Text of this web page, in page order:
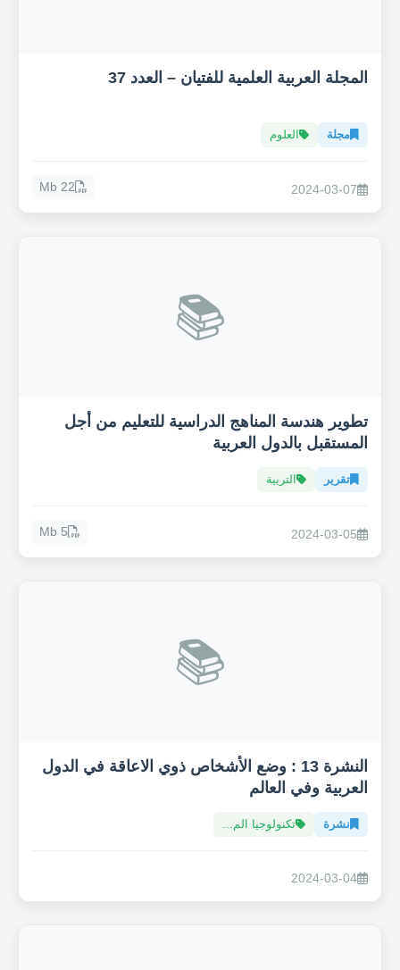
المجلة العربية العلمية للفتيان – العدد 37
مجلة العلوم
2024-03-07
22 Mb
📚
تطوير هندسة المناهج الدراسية للتعليم من أجل
المستقبل بالدول العربية
تقرير التربية
2024-03-05
5 Mb
📚
النشرة 13 : وضع الأشخاص ذوي الاعاقة في الدول
العربية وفي العالم
نشرة تكنولوجيا الم...
2024-03-04